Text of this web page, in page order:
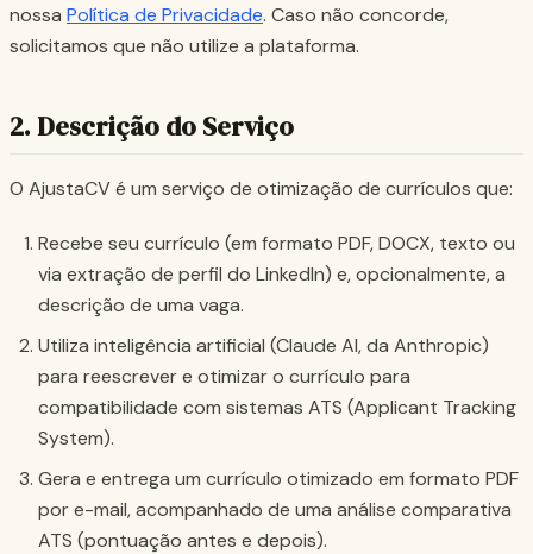
nossa Política de Privacidade. Caso não concorde,
solicitamos que não utilize a plataforma.
2. Descrição do Serviço
O AjustaCV é um serviço de otimização de currículos que:
Recebe seu currículo (em formato PDF, DOCX, texto ou
via extração de perfil do LinkedIn) e, opcionalmente, a
descrição de uma vaga.
Utiliza inteligência artificial (Claude AI, da Anthropic)
para reescrever e otimizar o currículo para
compatibilidade com sistemas ATS (Applicant Tracking
System).
Gera e entrega um currículo otimizado em formato PDF
por e-mail, acompanhado de uma análise comparativa
ATS (pontuação antes e depois).